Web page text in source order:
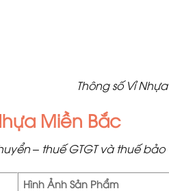
Thông số Vỉ
Miền Bắc
– thuế GTGT và thuế
Hình Ảnh Sản Phẩm